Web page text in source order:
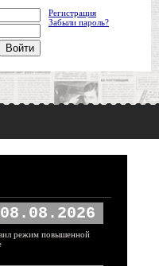
Регистрация
Забыли пароль?
08.08.2026
режим повышенной